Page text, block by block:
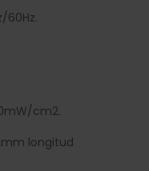
60Hz.
cm2.
longitud